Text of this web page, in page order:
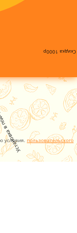
Скидка 1000р
подарок
условия. пользовательского